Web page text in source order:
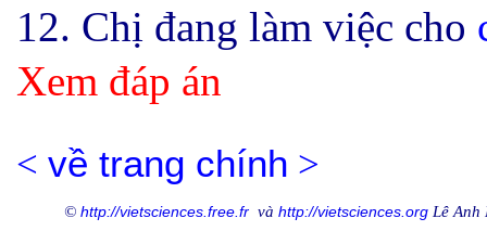
12. Chị đang làm việc cho
Xem đáp án
< về trang chính >
© http://vietsciences.free.fr và http://vietsciences. org Lê Anh